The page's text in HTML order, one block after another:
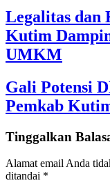
Legalitas dan
Kutim
UMKM
Gali Potensi
Pemkab
Tinggalkan
Alamat email Anda
ditandai *